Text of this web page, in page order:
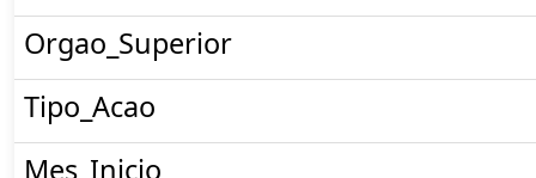
Orgao_Superior
Tipo_Acao
Mes_Inicio